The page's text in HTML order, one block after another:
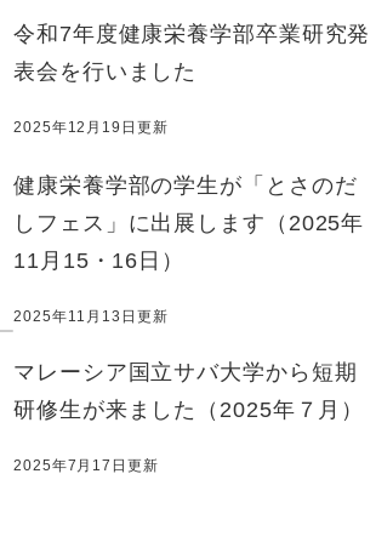
令和7年度健康栄養学部卒業研究発
表会を行いました
2025年12月19日更新
健康栄養学部の学生が「とさのだ
しフェス」に出展します（2025年
11月15・16日）
2025年11月13日更新
マレーシア国立サバ大学から短期
研修生が来ました（2025年７月）
2025年7月17日更新